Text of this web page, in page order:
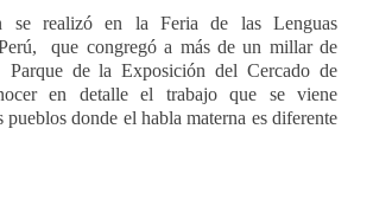
se realizó en la Feria de las Lenguas
que congregó a más de un millar de
de la Exposición del Cercado de
en detalle el trabajo que se viene
pueblos donde el habla materna es diferente